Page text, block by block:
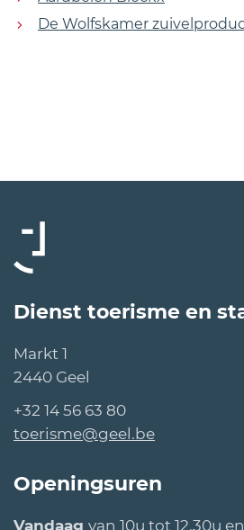
De Wolfskamer
Contact
logo
geel
Dienst toerisme en
Adres
Markt 1
,2440 Geel
Tel.
+32 14 56 63 80
E-
toerisme@geel.be
Openingsuren
Vandaag van 10u tot 12.30u en